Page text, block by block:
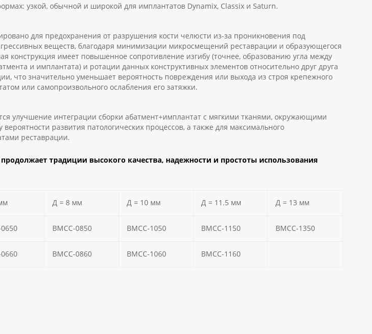
узкой, обычной и широкой для имплантатов Dynamix, Classix и Saturn.
для предохранения от разрушения кости челюсти из-за проникновения под
веществ, благодаря минимизации микросмещений реставрации и образующегося
конструкция имеет повышенное сопротивление изгибу (точнее, образованию угла между
и имплантата) и ротации данных конструктивных элементов относительно друг друга
что значительно уменьшает вероятность повреждения или выхода из строя крепежного
или самопроизвольного ослабления его затяжки.
улучшение интеграции сборки абатмент+имплантат с мягкими тканями, окружающими
развития патологических процессов, а также для максимального
реставрации.
традиции высокого качества, надежности и простоты использования
Д = 8 мм Д = 10 мм Д = 11.5 мм Д = 13 мм
BMCC-0850 BMCC-1050 BMCC-1150 BMCC-1350
BMCC-0860 BMCC-1060 BMCC-1160